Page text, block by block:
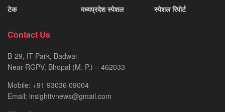
टेक
मध्यप्रदेश स्पेशल
स्पेशल रिपोर्ट
Contact Us
B-29, IT Park, Badwai
Near RGPV, Bhopal (M. P.) – 462033
Mobile: +91 93036 09004
Email: insighttvnews@gmail.com